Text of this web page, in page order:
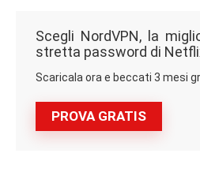
PROVA GRATIS
Scegli NordVPN, la
stretta password di
Scaricala ora e beccati 3 mesi